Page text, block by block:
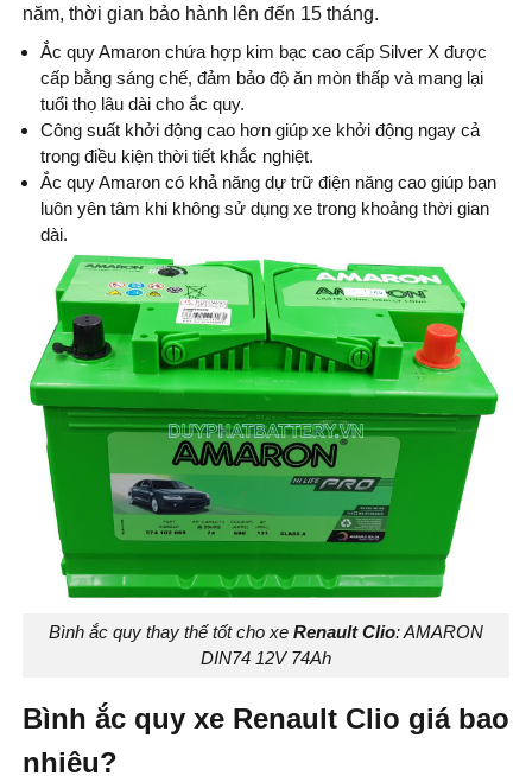
năm, thời gian bảo hành lên đến 15 tháng.
Ắc quy Amaron chứa hợp kim bạc cao cấp Silver X được
cấp bằng sáng chế, đảm bảo độ ăn mòn thấp và mang lại
tuổi thọ lâu dài cho ắc quy.
Công suất khởi động cao hơn giúp xe khởi động ngay cả
trong điều kiện thời tiết khắc nghiệt.
Ắc quy Amaron có khả năng dự trữ điện năng cao giúp bạn
luôn yên tâm khi không sử dụng xe trong khoảng thời gian
dài.
Bình ắc quy thay thế tốt cho xe Renault Clio: AMARON
DIN74 12V 74Ah
Bình ắc quy xe Renault Clio giá bao
nhiêu?